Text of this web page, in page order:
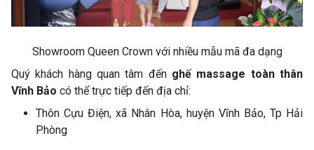
Showroom Queen Crown với nhiều mẫu mã đa dạng
Quý khách hàng quan tâm đến ghế massage toàn thân
Vĩnh Bảo có thể trực tiếp đến địa chỉ:
Thôn Cựu Điện, xã Nhân Hòa, huyện Vĩnh Bảo, Tp Hải
Phòng